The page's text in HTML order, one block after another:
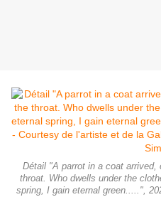
Détail "A parrot in a coat arrived,
throat. Who dwells under the
spring, I gain eternal green.....",